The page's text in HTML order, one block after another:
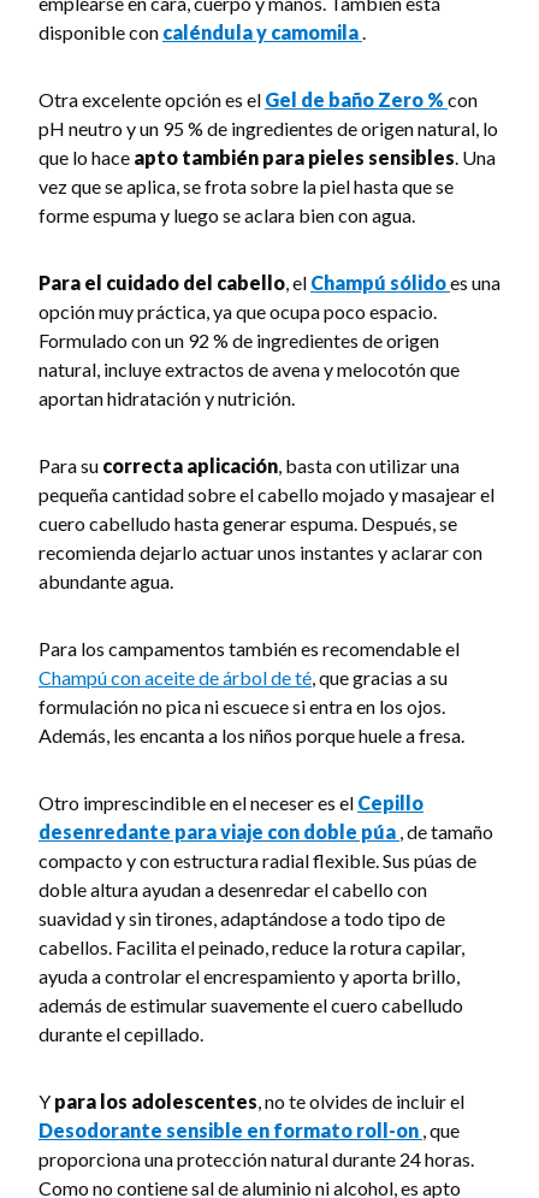
disponible con caléndula y camomila.
Otra excelente opción es el Gel de baño Zero % con
pH neutro y un 95 % de ingredientes de origen natural, lo
que lo hace apto también para pieles sensibles. Una
vez que se aplica, se frota sobre la piel hasta que se
forme espuma y luego se aclara bien con agua.
Para el cuidado del cabello, el Champú sólidoes una
opción muy práctica, ya que ocupa poco espacio.
Formulado con un 92 % de ingredientes de origen
natural, incluye extractos de avena y melocotón que
aportan hidratación y nutrición.
Para su correcta aplicación, basta con utilizar una
pequeña cantidad sobre el cabello mojado y masajear el
cuero cabelludo hasta generar espuma. Después, se
recomienda dejarlo actuar unos instantes y aclarar con
abundante agua.
Para los campamentos también es recomendable el
Champú con aceite de árbol de té, que gracias a su
formulación no pica ni escuece si entra en los ojos.
Además, les encanta a los niños porque huele a fresa.
Otro imprescindible en el neceser es el Cepillo
desenredante para viaje con doble púa , de tamaño
compacto y con estructura radial flexible. Sus púas de
doble altura ayudan a desenredar el cabello con
suavidad y sin tirones, adaptándose a todo tipo de
cabellos. Facilita el peinado, reduce la rotura capilar,
ayuda a controlar el encrespamiento y aporta brillo,
además de estimular suavemente el cuero cabelludo
durante el cepillado.
Y para los adolescentes, no te olvides de incluir el
Desodorante sensible en formato roll-on , que
proporciona una protección natural durante 24 horas.
Como no contiene sal de aluminio ni alcohol, es apto